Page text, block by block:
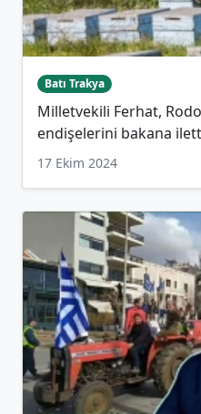
Batı Trakya
Milletvekili Ferhat,
endişelerini bakana
17 Ekim 2024